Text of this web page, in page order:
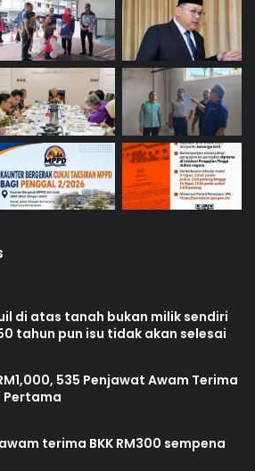
di atas tanah bukan milik sendiri
tahun pun isu tidak akan selesai
535 Penjawat Awam Terima
Pertama
terima BKK RM300 sempena